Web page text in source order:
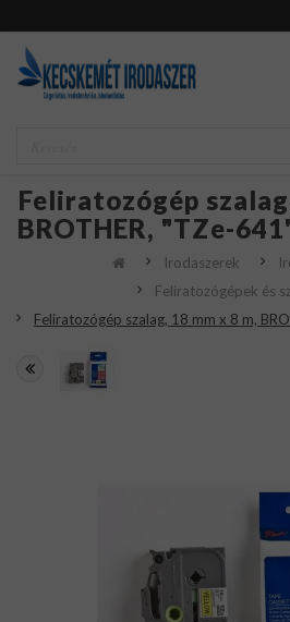
Feliratozógép
BROTHER, "TZe-
Irodaszerek
Feliratozógépek és
Feliratozógép szalag, 18 mm x 8 m,